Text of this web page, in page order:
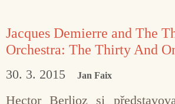
Jacques Demierre and The
Orchestra: The Thirty And
30. 3. 2015 Jan Faix
Hector Berlioz si